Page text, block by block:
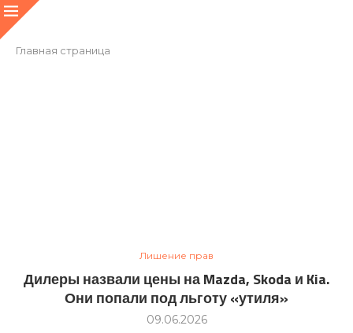
Главная страница
Лишение прав
Дилеры назвали цены на Mazda, Skoda и Kia.
Они попали под льготу «утиля»
09.06.2026